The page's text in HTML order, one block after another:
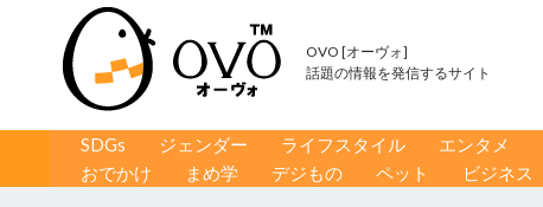
OVO [オーヴォ]
話題の情報を発信するサイト
コンテンツへ移動
SDGs ジェンダー ライフスタイル エンタメ
おでかけ
まめ学 デジもの ペット ビジネス